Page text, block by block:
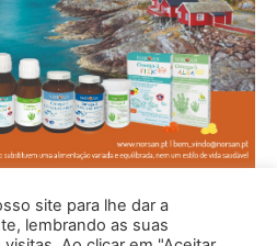
site para lhe dar a
lembrando as suas